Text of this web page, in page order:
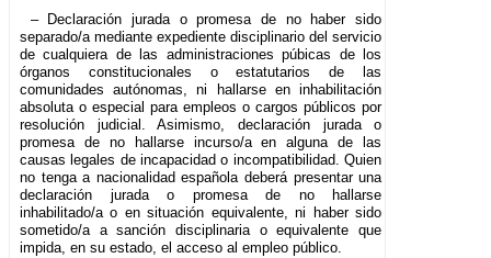
– Declaración jurada o promesa de no haber sido
separado/a mediante expediente disciplinario del servicio
de cualquiera de las administraciones púbicas de los
órganos constitucionales o estatutarios de las
comunidades autónomas, ni hallarse en inhabilitación
absoluta o especial para empleos o cargos públicos por
resolución judicial. Asimismo, declaración jurada o
promesa de no hallarse incurso/a en alguna de las
causas legales de incapacidad o incompatibilidad. Quien
no tenga a nacionalidad española deberá presentar una
declaración jurada o promesa de no hallarse
inhabilitado/a o en situación equivalente, ni haber sido
sometido/a a sanción disciplinaria o equivalente que
impida, en su estado, el acceso al empleo público.